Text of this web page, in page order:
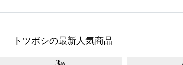
トツボシの最新人気商品
3